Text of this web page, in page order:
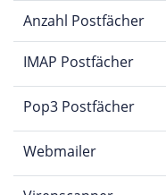
Anzahl Postfächer
IMAP Postfächer
Pop3 Postfächer
Webmailer